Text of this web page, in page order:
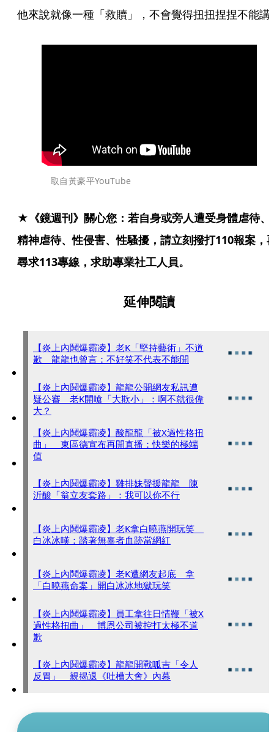
他來說就像一種「救贖」，不會覺得扭扭捏捏不能講
取自黃豪平YouTube
★《鏡週刊》關心您：若自身或旁人遭受身體虐待、
精神虐待、性侵害、性騷擾，請立刻撥打110報案，
尋求113專線，求助專業社工人員。
延伸閱讀
【炎上內鬨爆霸凌】老K「堅持藝術」不道
歉 龍龍也曾言：不好笑不代表不能開
【炎上內鬨爆霸凌】龍龍公開網友私訊遭
疑公審 老K開嗆「大欺小」：啊不就很偉
大？
【炎上內鬨爆霸凌】酸龍龍「被X過性格扭
曲」 東區德宣布再開直播：快樂的極端
值
【炎上內鬨爆霸凌】雞排妹聲援龍龍 陳
沂酸「翁立友套路」：我可以你不行
【炎上內鬨爆霸凌】老K拿白曉燕開玩笑
白冰冰嘆：踏著無辜者血跡當網紅
【炎上內鬨爆霸凌】老K遭網友起底 拿
「白曉燕命案」開白冰冰地獄玩笑
【炎上內鬨爆霸凌】員工拿往日情鞭「被X
過性格扭曲」 博恩公司被控打太極不道
歉
【炎上內鬨爆霸凌】龍龍開戰呱吉「令人
反胃」 親揭退《吐槽大會》內幕